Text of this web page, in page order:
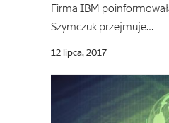
Firma IBM
Szymczuk przejmuje…
12 lipca, 2017